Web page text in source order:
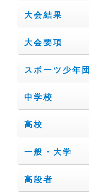
大会結果
大会要項
スポーツ少年団
中学校
高校
一般・大学
高段者